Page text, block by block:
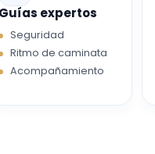
Guías expertos
Seguridad
Ritmo de caminata
Acompañamiento